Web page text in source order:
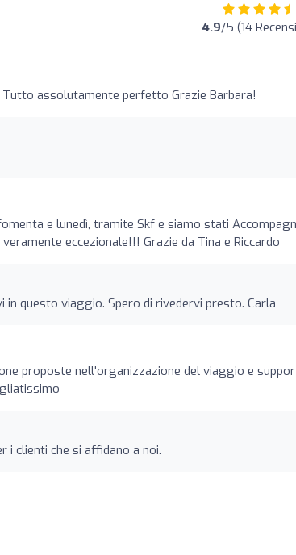
4.9/5 (14
assolutamente perfetto Grazie Barbara!
e lunedì, tramite Skf e siamo stati
eccezionale!!! Grazie da Tina e Riccardo
questo viaggio. Spero di rivedervi presto. Carla
proposte nell'organizzazione del viaggio e
i clienti che si affidano a noi.